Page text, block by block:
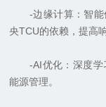
-边缘计算：智能
央TCU的依赖，提高
-AI优化：深度学
能源管理。